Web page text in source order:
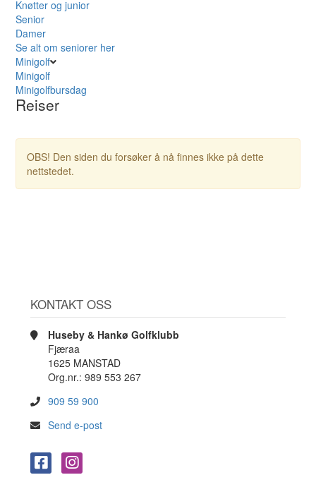
Knøtter og junior
Senior
Damer
Se alt om seniorer her
Minigolf
Minigolf
Minigolfbursdag
Reiser
OBS! Den siden du forsøker å nå finnes ikke på dette
nettstedet.
KONTAKT OSS
Huseby & Hankø Golfklubb
Fjæraa
1625 MANSTAD
Org.nr.: 989 553 267
909 59 900
Send e-post